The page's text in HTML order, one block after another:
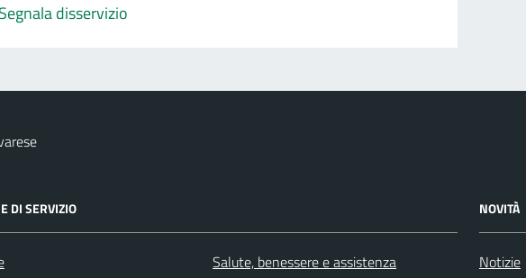
Segnala disservizio
DI SERVIZIO
Salute, benessere e assistenza
NOVITÀ
Notizie